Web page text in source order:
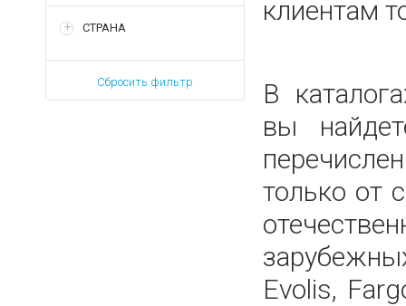
СТРАНА
Сбросить фильтр
клиентам
В
вы
только от
Evolis,